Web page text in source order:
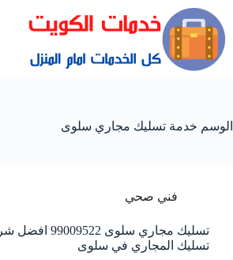
الوسم خدمة تسليك مجاري سلوى
فني صحي
تسليك مجاري سلوى
تسليك المجاري في سلوى